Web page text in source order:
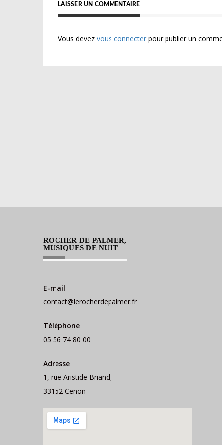
LAISSER UN COMMENTAIRE
Vous devez vous connecter pour publier un
ROCHER DE PALMER,
MUSIQUES DE NUIT
E-mail
contact@lerocherdepalmer.fr
Téléphone
05 56 74 80 00
Adresse
1, rue Aristide Briand,
33152 Cenon